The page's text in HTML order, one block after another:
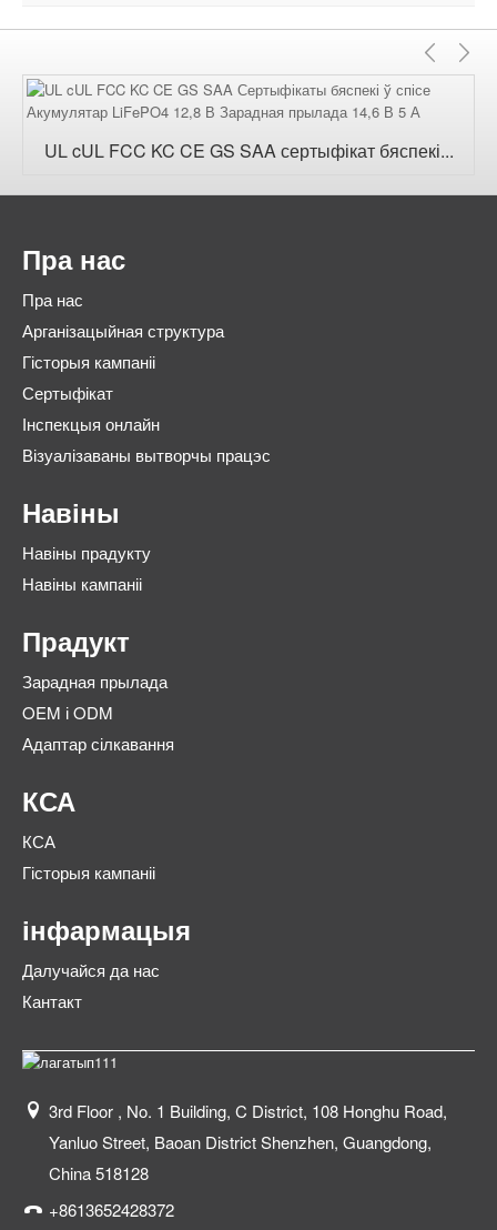
UL cUL FCC KC CE GS SAA сертыфікат бяспекі...
Пра нас
Пра нас
Арганізацыйная структура
Гісторыя кампаніі
Сертыфікат
Інспекцыя онлайн
Візуалізаваны вытворчы працэс
Навіны
Навіны прадукту
Навіны кампаніі
Прадукт
Зарадная прылада
OEM і ODM
Адаптар сілкавання
КСА
КСА
Гісторыя кампаніі
інфармацыя
Далучайся да нас
Кантакт
3rd Floor , No. 1 Building, C District, 108 Honghu Road,
Yanluo Street, Baoan District Shenzhen, Guangdong,
China 518128
+8613652428372